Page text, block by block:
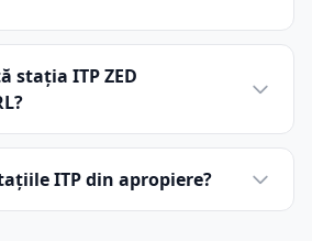
stația ITP ZED
ITP din apropiere?